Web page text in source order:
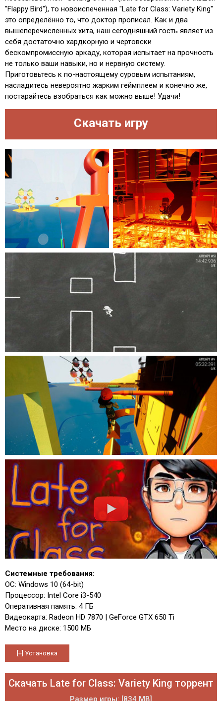
"Flappy Bird"), то новоиспеченная "Late for Class: Variety King"
это определённо то, что доктор прописал. Как и два
вышеперечисленных хита, наш сегодняшний гость являет из
себя достаточно хардкорную и чертовски
бескомпромиссную аркаду, которая испытает на прочность
не только ваши навыки, но и нервную систему.
Приготовьтесь к по-настоящему суровым испытаниям,
насладитесь невероятно жарким геймплеем и конечно же,
постарайтесь взобраться как можно выше! Удачи!
Скачать игру
Системные требования:
ОС: Windows 10 (64-bit)
Процессор: Intel Core i3-540
Оперативная память: 4 ГБ
Видеокарта: Radeon HD 7870 | GeForce GTX 650 Ti
Место на диске: 1500 МБ
Скачать Late for Class: Variety King торрент
Размер игры: [834 MB]